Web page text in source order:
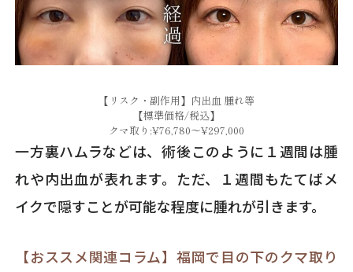
【リスク・副作用】内出血 腫れ等
【標準価格/税込】
クマ取り:¥76,780～¥297,000
一方裏ハムラなどは、術後このように１週間は腫
れや内出血が表れます。ただ、１週間もたてばメ
イクで隠すことが可能な程度に腫れが引きます。
【おススメ関連コラム】福岡で目の下のクマ取り